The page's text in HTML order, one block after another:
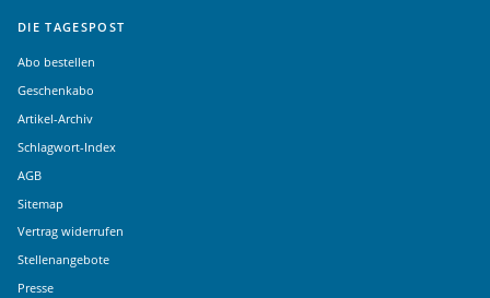
DIE TAGESPOST
Abo bestellen
Geschenkabo
Artikel-Archiv
Schlagwort-Index
AGB
Sitemap
Vertrag widerrufen
Stellenangebote
Presse